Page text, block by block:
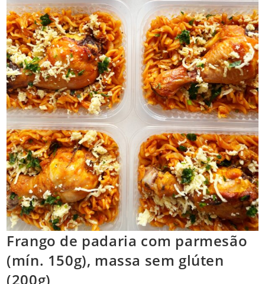
Frango de padaria com parmesão
(mín. 150g), massa sem glúten
(200g)